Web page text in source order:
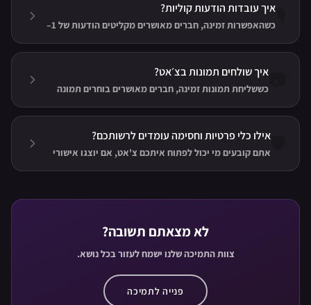
איך עובדות הודעות קוליות?
כשהאפשרות זמינה, חברים מאושרים מקליטים הודעות של 1–
נשלחות, אפשר לבחור לא לקבל הודעות קוליות, ומנויי VIP
מקבלים מכסה כפולה.
איך שולחים תמונות בצ׳אט?
כששליחת תמונות זמינה, חברים מאושרים בוחרים תמונה
שהתקבלו נפתחות במסך מלא.
אילו כלי פרטיות וחסימה עומדים לרשותכם?
אתם קובעים מי יכול לפתוח איתכם צ'אט, אם יוצגו אישורי
לא מצאתם תשובה?
צוות התמיכה שלנו ישמח לעזור בכל נושא.
פנייה לתמיכה